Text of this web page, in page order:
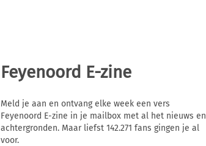
Feyenoord E-zine
Meld je aan en ontvang elke week een vers
Feyenoord E-zine in je mailbox met al het nieuws en
achtergronden. Maar liefst 142.271 fans gingen je al
voor.